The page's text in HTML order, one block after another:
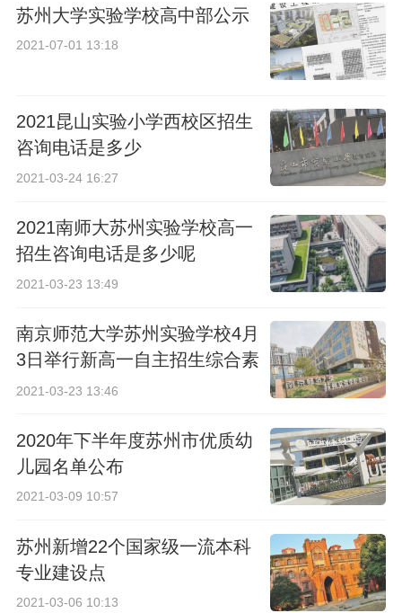
苏州大学实验学校高中部公示
2021-07-01 13:18
2021昆山实验小学西校区招生
咨询电话是多少
2021-03-24 16:27
2021南师大苏州实验学校高一
招生咨询电话是多少呢
2021-03-23 13:49
南京师范大学苏州实验学校4月
3日举行新高一自主招生综合素
质考查
2021-03-23 13:46
2020年下半年度苏州市优质幼
儿园名单公布
2021-03-09 10:57
苏州新增22个国家级一流本科
专业建设点
2021-03-06 10:13